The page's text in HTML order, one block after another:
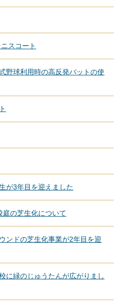
スコート
野球利用時の高反発バットの使
が3年目を迎えました
庭の芝生化について
ンドの芝生化事業が2年目を迎
に緑のじゅうたんが広がりまし